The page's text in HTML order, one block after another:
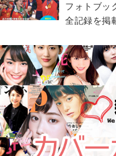
フォトブッ
全記録を掲